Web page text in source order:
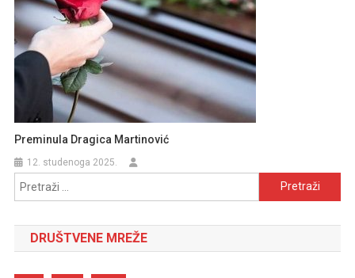
Preminula Dragica Martinović
12. studenoga 2025.
Pretraži:
DRUŠTVENE MREŽE